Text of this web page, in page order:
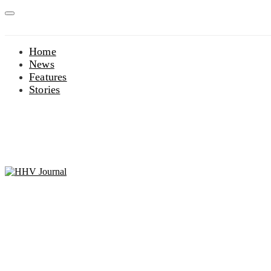
Home
News
Features
Stories